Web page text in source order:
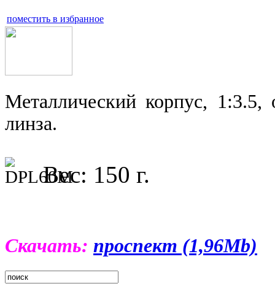
поместить в избранное
Металлический корпус, 1:3.5,
линза.
Вес: 150 г.
Скачать: проспект (1,96Мb)